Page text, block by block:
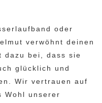
oder
verwöhnt deinen
dazu bei, dass sie
glücklich und
Wir vertrauen auf
Wohl unserer